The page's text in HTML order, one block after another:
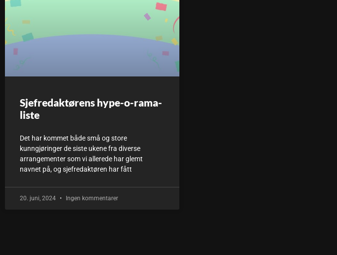
Sjefredaktørens hype-o-rama-
liste
Det har kommet både små og store
kunngjøringer de siste ukene fra diverse
arrangementer som vi allerede har glemt
navnet på, og sjefredaktøren har fått
20. juni, 2024 Ingen kommentarer